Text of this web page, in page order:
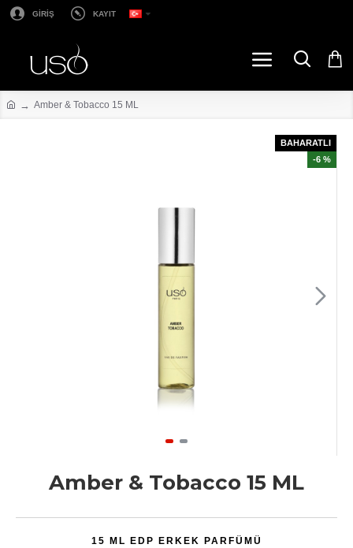
GİRİŞ KAYIT
Amber & Tobacco 15 ML
BAHARATLI
-6 %
Amber & Tobacco 15 ML
15 ML EDP ERKEK PARFÜMÜ